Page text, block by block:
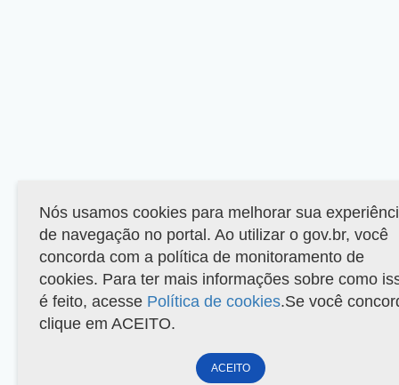
Nós usamos cookies para melhorar sua
de navegação no portal. Ao utilizar o gov.br, você
concorda com a política de monitoramento de
cookies. Para ter mais informações sobre como
é feito, acesse Política de cookies.Se você
clique em ACEITO.
ACEITO